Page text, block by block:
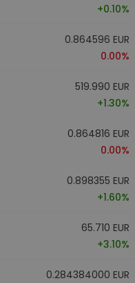
+0.10%
0.864596 EUR
0.00%
519.990 EUR
+1.30%
0.864816 EUR
0.00%
0.898355 EUR
+1.60%
65.710 EUR
+3.10%
0.284384000 EUR